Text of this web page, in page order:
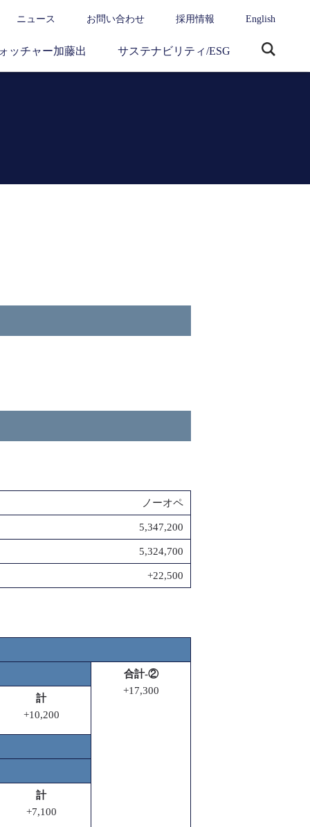
ニュース お問い合わせ 採用情報 English
ッチャー加藤出 サステナビリティ/ESG
ノーオペ
5,347,200
5,324,700
+22,500
合計-②
+17,300
計
+10,200
計
+7,100